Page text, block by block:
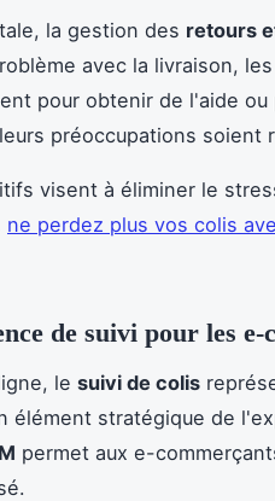
la gestion des retours
avec la livraison,
pour obtenir de l'aide ou
préoccupations soient
visent à éliminer le
ne perdez plus vos colis
de suivi pour les e-
le suivi de colis
élément stratégique de
permet aux e-